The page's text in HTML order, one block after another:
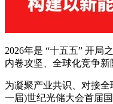
2026年是 “十五五” 开局
内卷攻坚、全球化竞争新
为凝聚产业共识、对接
一届)世纪光储大会首届